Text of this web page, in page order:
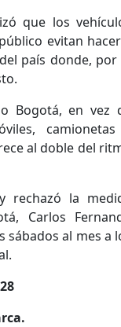
que los
evitan
país donde, por
Bogotá, en vez
al doble del
rechazó la
Carlos
sábados al mes a